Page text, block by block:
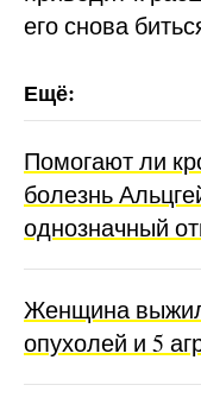
его снова
Помогают ли
болезнь
однозначный
Женщина
опухолей и 5